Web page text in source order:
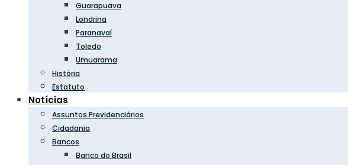
Guarapuava
Londrina
Paranavaí
Toledo
Umuarama
História
Estatuto
Notícias
Assuntos Previdenciários
Cidadania
Bancos
Banco do Brasil